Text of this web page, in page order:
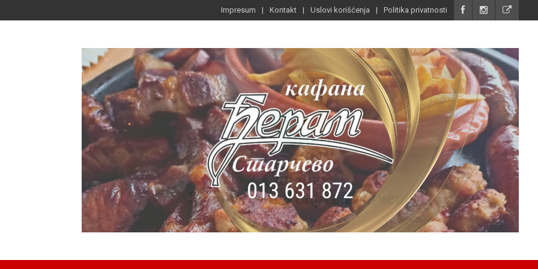
Impresum Kontakt Uslovi korišćenja Politika privatnosti